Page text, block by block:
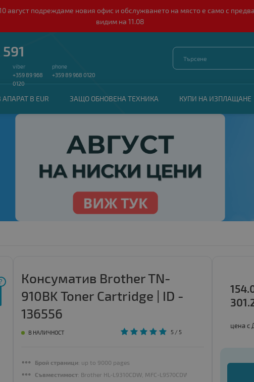
август подреждаме новия офис и обслужването на място е само с
видим на 11.08
viber
+359 89 968
0120
phone
+359 89 968 0120
В EUR ЗАЩО ОБНОВЕНА ТЕХНИКА КУПИ НА ИЗПЛАЩАНЕ
Консуматив Brother TN-
910BK Toner Cartridge | ID -
136556
В НАЛИЧНОСТ 5 / 5
Брой страници: up to 9000 pages
Съвместимост: Brother HL-L9310CDW, MFC-L9570CDW
цена с